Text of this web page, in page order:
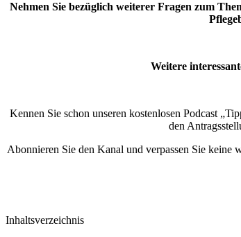
Nehmen Sie bezüglich weiterer Fragen zum
Weitere
Kennen Sie schon unseren kostenlosen Podcast
den
Abonnieren Sie den Kanal und verpassen Sie keine
Inhaltsverzeichnis